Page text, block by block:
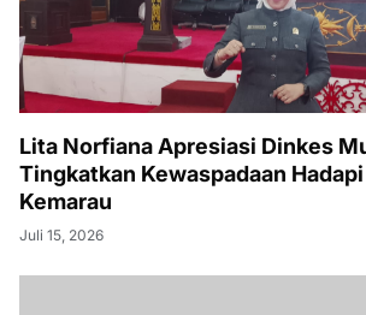
Lita Norfiana Apresiasi Dinkes
Tingkatkan Kewaspadaan
Kemarau
Juli 15, 2026